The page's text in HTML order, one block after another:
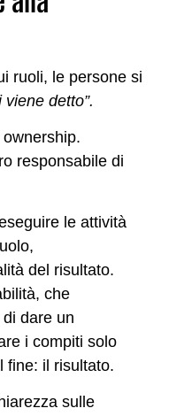
ruoli, le persone si
detto”.
responsabile di
le attività
del risultato.
che
dare un
i compiti solo
fine: il risultato.
sulle